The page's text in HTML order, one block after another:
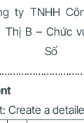
ty TNHH
Thị B – Chức
Số
Create a